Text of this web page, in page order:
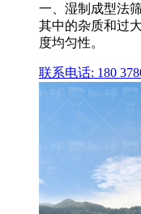
一、湿制成型法
其中的杂质和过
度均匀性。
联系电话: 180